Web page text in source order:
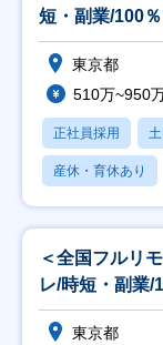
短・副業/100
東京都
510万~950
正社員採用
産休・育休あり
＜全国フルリ
レ/時短・副業/
東京都